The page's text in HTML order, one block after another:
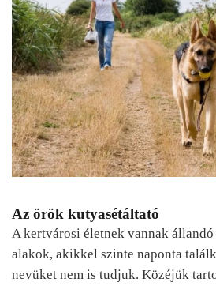
Az örök kutyasétáltató
A kertvárosi életnek vannak
alakok, akikkel szinte naponta
nevüket nem is tudjuk. Közéjük